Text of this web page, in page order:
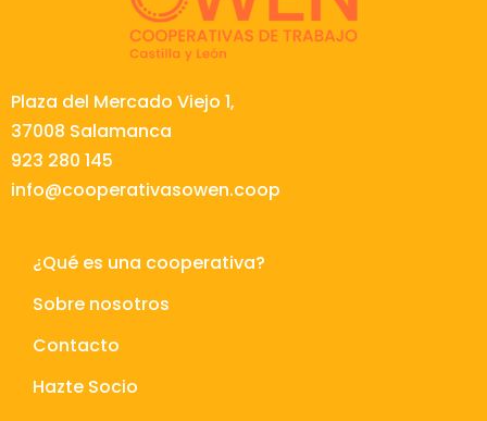
Plaza del Mercado Viejo 1,
37008 Salamanca
923 280 145
info@cooperativasowen.coop
¿Qué es una cooperativa?
Sobre nosotros
Contacto
Hazte Socio